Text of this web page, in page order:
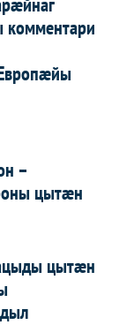
–
цытæн
цытæн